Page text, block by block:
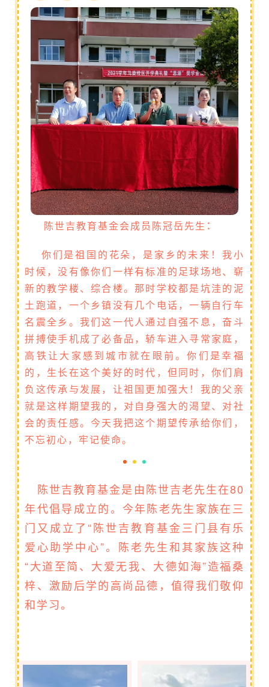
陈世吉教育基金会成员陈冠岳先生 ：
你们是祖国的花朵，是家乡的未来！我小
时候，没有像你们一样有标准的足球场地、崭
新的教学楼、综合楼。那时学校都是坑洼的泥
土跑道，一个乡镇没有几个电话，一辆自行车
名震全乡。我们这一代人通过自强不息，奋斗
拼搏使手机成了必备品，轿车进入寻常家庭，
高铁让大家感到城市就在眼前。你们是幸福
的，生长在这个美好的时代，但同时，你们肩
负这传承与发展，让祖国更加强大！我的父亲
就是这样期望我的，对自身强大的渴望、对社
会的责任感。今天我把这个期望传承给你们，
不忘初心，牢记使命。
陈世吉教育基金是由陈世吉老先生在80
年代倡导成立的。今年陈老先生家族在三
门又成立了“陈世吉教育基金三门县有乐
爱心助学中心”。陈老先生和其家族这种
“大道至简、大爱无我、大德如海”造福桑
梓、激励后学的高尚品德，值得我们敬仰
和学习。